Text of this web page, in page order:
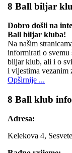
8 Ball biljar
Dobro došli na
Ball biljar kluba!
Na našim
informirati o svemu
biljar klub, ali i o
i vijestima vezanim
Opširnije ...
8 Ball klub info
Adresa:
Kelekova 4, Sesvete